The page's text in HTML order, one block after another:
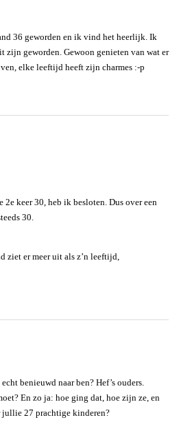
36 geworden en ik vind het heerlijk. Ik
zijn geworden. Gewoon genieten van wat er
elke leeftijd heeft zijn charmes :-p
keer 30, heb ik besloten. Dus over een
30.
ziet er meer uit als z’n leeftijd,
benieuwd naar ben? Hef’s ouders.
En zo ja: hoe ging dat, hoe zijn ze, en
jullie 27 prachtige kinderen?